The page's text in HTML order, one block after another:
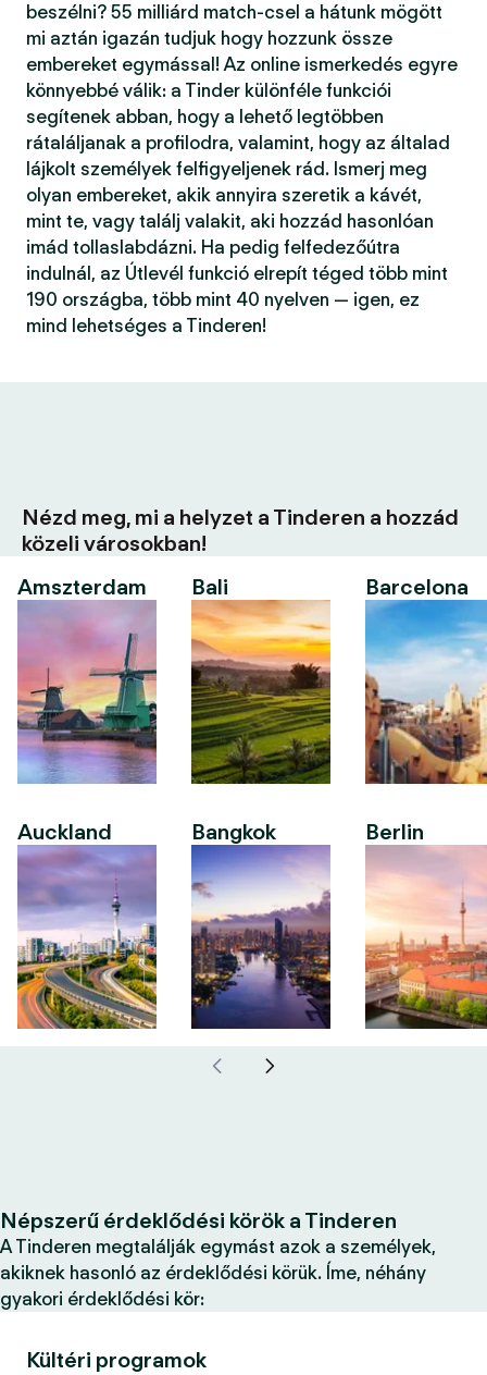
beszélni? 55 milliárd match-csel a hátunk mögött
mi aztán igazán tudjuk hogy hozzunk össze
embereket egymással! Az online ismerkedés egyre
könnyebbé válik: a Tinder különféle funkciói
segítenek abban, hogy a lehető legtöbben
rátaláljanak a profilodra, valamint, hogy az általad
lájkolt személyek felfigyeljenek rád. Ismerj meg
olyan embereket, akik annyira szeretik a kávét,
mint te, vagy találj valakit, aki hozzád hasonlóan
imád tollaslabdázni. Ha pedig felfedezőútra
indulnál, az Útlevél funkció elrepít téged több mint
190 országba, több mint 40 nyelven — igen, ez
mind lehetséges a Tinderen!
Nézd meg, mi a helyzet a Tinderen a hozzád
közeli városokban!
Amszterdam
Auckland
Bali
Bangkok
Barcelona
Berlin
Népszerű érdeklődési körök a Tinderen
A Tinderen megtalálják egymást azok a személyek,
akiknek hasonló az érdeklődési körük. Íme, néhány
gyakori érdeklődési kör:
Kültéri programok